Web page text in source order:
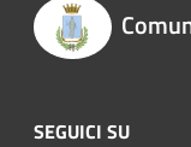
SEGUICI SU